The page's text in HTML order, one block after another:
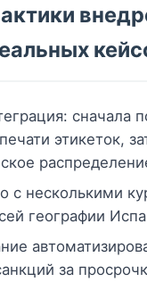
сначала
этикеток,
с несколькими
географии
за